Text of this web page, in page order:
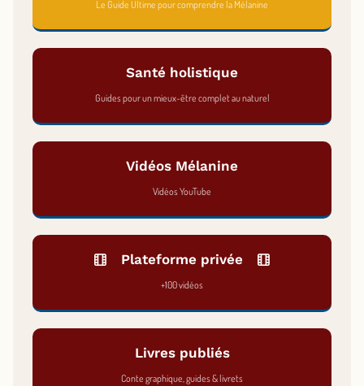
Le Guide Ultime pour comprendre la Mélanine
Santé holistique
Guides pour un mieux-être complet au naturel
Vidéos Mélanine
Vidéos YouTube
Plateforme privée
+100 vidéos
Livres publiés
Conte graphique, guides & livrets